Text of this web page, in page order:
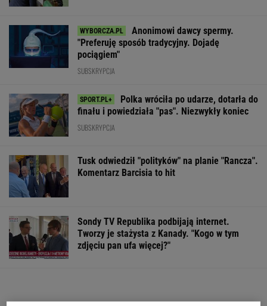
Anonimowi dawcy spermy.
"Preferuję sposób tradycyjny. Dojadę
pociągiem"
SUBSKRYPCJA
Polka wróciła po udarze, dotarła do
finału i powiedziała "pas". Niezwykły koniec
SUBSKRYPCJA
Tusk odwiedził "polityków" na planie "Rancza".
Komentarz Barcisia to hit
Sondy TV Republika podbijają internet.
Tworzy je stażysta z Kanady. "Kogo w tym
zdjęciu pan ufa więcej?"